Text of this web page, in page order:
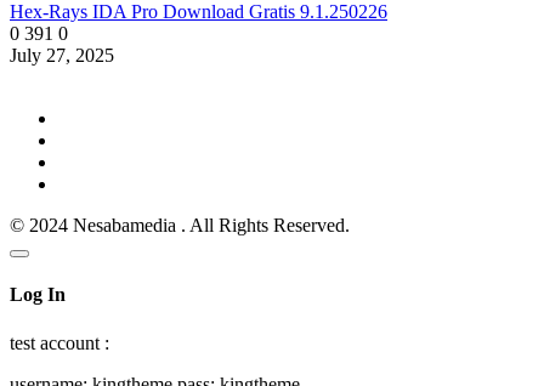
Hex-Rays IDA Pro Download Gratis 9.1.250226
0 391 0
July 27, 2025
© 2024 Nesabamedia . All Rights Reserved.
Log In
test account :